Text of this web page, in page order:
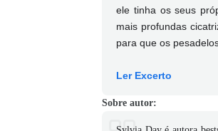
ele tinha os seus
mais profundas
para que os
Ler Excerto
Sobre autor: